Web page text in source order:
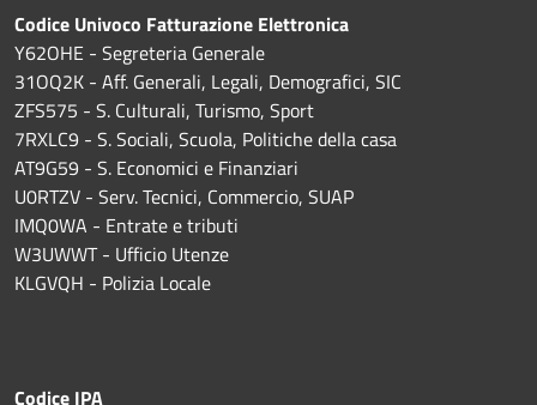
Codice Univoco Fatturazione Elettronica
Y62OHE - Segreteria Generale
31OQ2K - Aff. Generali, Legali, Demografici, SIC
ZFS575 - S. Culturali, Turismo, Sport
7RXLC9 - S. Sociali, Scuola, Politiche della casa
AT9G59 - S. Economici e Finanziari
U0RTZV - Serv. Tecnici, Commercio, SUAP
IMQ0WA - Entrate e tributi
W3UWWT - Ufficio Utenze
KLGVQH - Polizia Locale
Codice IPA